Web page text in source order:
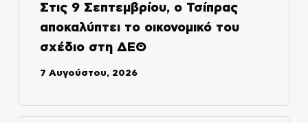
Στις 9 Σεπτεμβρίου, ο Τσίπρας
αποκαλύπτει το οικονομικό του
σχέδιο στη ΔΕΘ
7 Αυγούστου, 2026